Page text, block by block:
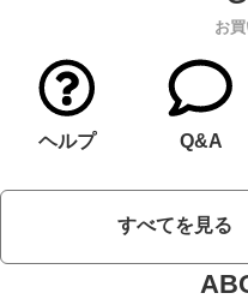
お
ヘルプ Q&A
すべてを見る